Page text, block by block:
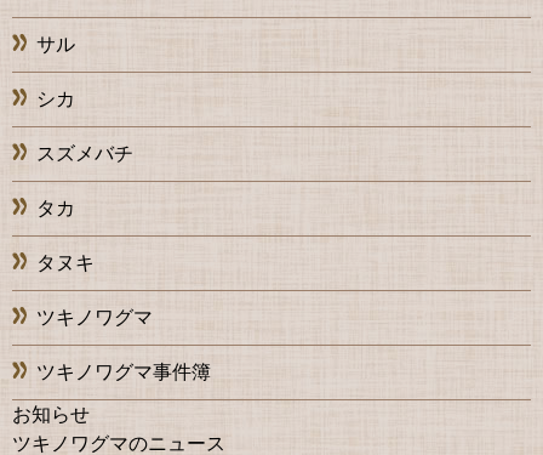
サル
シカ
スズメバチ
タカ
タヌキ
ツキノワグマ
ツキノワグマ事件簿
お知らせ
ツキノワグマのニュース